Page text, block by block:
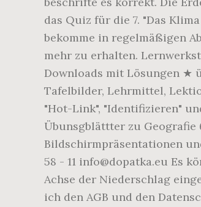
das Quiz für die 7. "Das
bekomme in regelmäßigen
mehr zu erhalten.
Downloads mit Lösungen ★
Tafelbilder, Lehrmittel,
"Hot-Link", "Identifizieren"
Übunsgblättter zu Geografie
Bildschirmpräsentationen
58 - 11 info@dopatka.eu Es
Achse der Niederschlag
ich den AGB und den